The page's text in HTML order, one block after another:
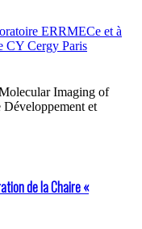
Imaging of
et
de la Chaire «